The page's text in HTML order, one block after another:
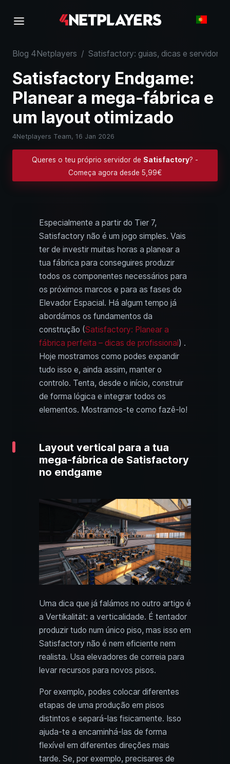
Blog 4Netplayers / Satisfactory: guias, dicas e servidores
Satisfactory Endgame:
Planear a mega-fábrica e
um layout otimizado
4Netplayers Team, 16 Jan 2026
Queres o teu próprio servidor de Satisfactory? -
Começa agora desde 5,99€
Especialmente a partir do Tier 7,
Satisfactory não é um jogo simples. Vais
ter de investir muitas horas a planear a
tua fábrica para conseguires produzir
todos os componentes necessários para
os próximos marcos e para as fases do
Elevador Espacial. Há algum tempo já
abordámos os fundamentos da
construção (Satisfactory: Planear a
fábrica perfeita – dicas de profissional ) .
Hoje mostramos como podes expandir
tudo isso e, ainda assim, manter o
controlo. Tenta, desde o início, construir
de forma lógica e integrar todos os
elementos. Mostramos-te como fazê-lo!
Layout vertical para a tua
mega-fábrica de Satisfactory
no endgame
Uma dica que já falámos no outro artigo é
a Vertikalität: a verticalidade. É tentador
produzir tudo num único piso, mas isso em
Satisfactory não é nem eficiente nem
realista. Usa elevadores de correia para
levar recursos para novos pisos.
Por exemplo, podes colocar diferentes
etapas de uma produção em pisos
distintos e separá-las fisicamente. Isso
ajuda-te a encaminhá-las de forma
flexível em diferentes direções mais
tarde. Se, por exemplo, precisares de